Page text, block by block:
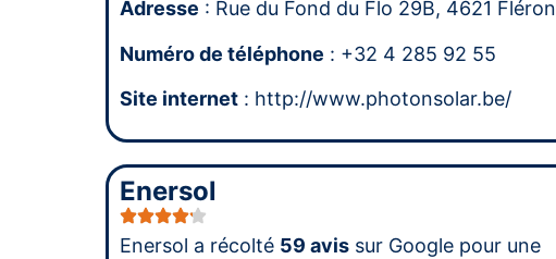
Adresse : Rue du Fond du Flo 29B, 4621 Fléron
Numéro de téléphone : +32 4 285 92 55
Site internet: http://www.photonsolar.be/
Enersol
Enersol a récolté 59 avissur Google pour une